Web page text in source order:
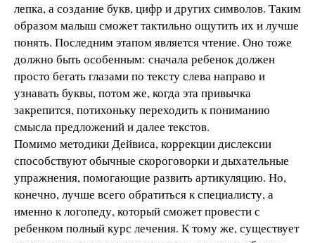
лепка, а создание букв, цифр и других символов. Таким
образом малыш сможет тактильно ощутить их и лучше
понять. Последним этапом является чтение. Оно тоже
должно быть особенным: сначала ребенок должен
просто бегать глазами по тексту слева направо и
узнавать буквы, потом же, когда эта привычка
закрепится, потихоньку переходить к пониманию
смысла предложений и далее текстов.
Помимо методики Дейвиса, коррекции дислексии
способствуют обычные скороговорки и дыхательные
упражнения, помогающие развить артикуляцию. Но,
конечно, лучше всего обратиться к специалисту, а
именно к логопеду, который сможет провести с
ребенком полный курс лечения. К тому же, существует